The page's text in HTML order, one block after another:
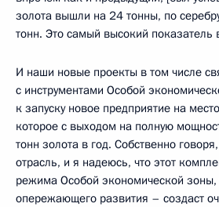
золота вышли на 24 тонны, по
тонн. Это самый высокий показатель
И наши новые проекты в том числе
с инструментами Особой
к запуску новое предприятие на
которое с выходом на полную
тонн золота в год. Собственно
отрасль, и я надеюсь, что этот
режима Особой экономической зоны,
опережающего развития – создаст